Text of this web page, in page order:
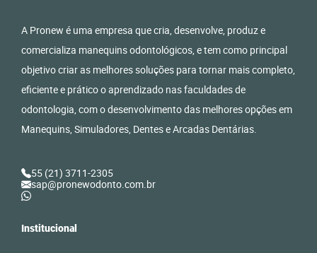
A Pronew é uma empresa que cria, desenvolve, produz e
comercializa manequins odontológicos, e tem como principal
objetivo criar as melhores soluções para tornar mais completo,
eficiente e prático o aprendizado nas faculdades de
odontologia, com o desenvolvimento das melhores opções em
Manequins, Simuladores, Dentes e Arcadas Dentárias.
55 (21) 3711-2305
sap@pronewodonto.com.br
Institucional